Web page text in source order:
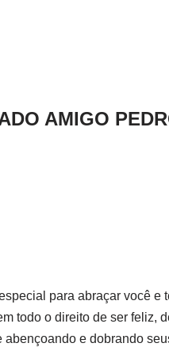
AMIGO
para abraçar você
todo o direito de ser feliz,
e dobrando